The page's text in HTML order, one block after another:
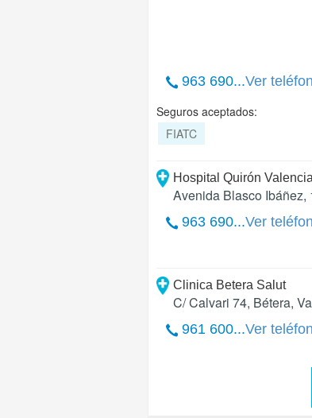
963 690...Ver
Seguros aceptados:
FIATC
Hospital Quirón Valencia
Avenida Blasco Ibáñez,
963 690...Ver
Clinica Betera Salut
C/ Calvari 74, Bétera,
961 600...Ver